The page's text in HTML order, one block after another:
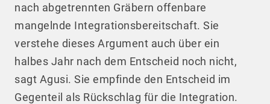
nach abgetrennten Gräbern offenbare
mangelnde Integrationsbereitschaft. Sie
verstehe dieses Argument auch über ein
halbes Jahr nach dem Entscheid noch nicht,
sagt Agusi. Sie empfinde den Entscheid im
Gegenteil als Rückschlag für die Integration.